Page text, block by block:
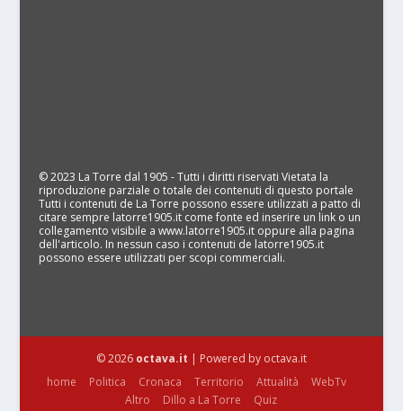
© 2023 La Torre dal 1905 - Tutti i diritti riservati Vietata la
riproduzione parziale o totale dei contenuti di questo portale
Tutti i contenuti de La Torre possono essere utilizzati a patto di
citare sempre latorre1905.it come fonte ed inserire un link o un
collegamento visibile a www.latorre1905.it oppure alla pagina
dell'articolo. In nessun caso i contenuti de latorre1905.it
possono essere utilizzati per scopi commerciali.
© 2026 octava.it | Powered by octava.it
home
Politica Cronaca Territorio Attualità
WebTv
Altro
Dillo a La Torre Quiz